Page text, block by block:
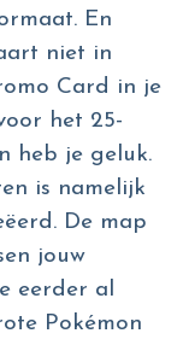
En
niet in
Card in je
het 25-
heb je geluk.
is namelijk
De map
jouw
eerder al
Pokémon